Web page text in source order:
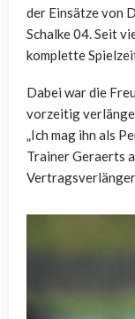
der Einsätze von
Schalke 04. Seit
komplette
Dabei war die
vorzeitig
„Ich mag ihn als
Trainer Geraerts